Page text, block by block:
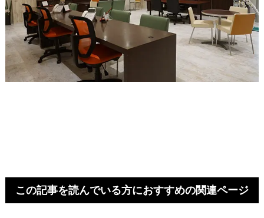
この記事を読んでいる方におすすめの関連ページ